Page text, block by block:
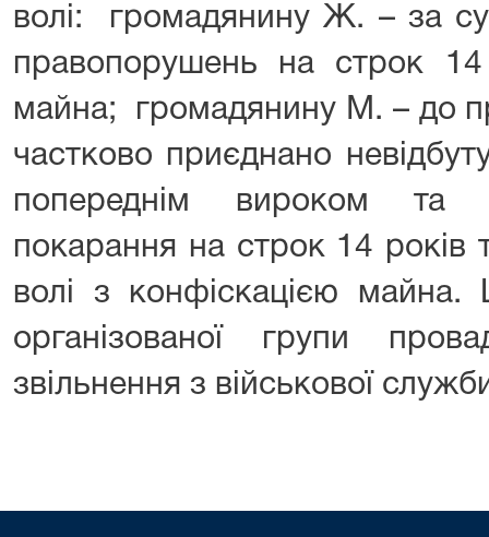
волі: громадянину Ж. – за
правопорушень на строк 14
майна; громадянину М. – до
частково приєднано
попереднім вироком та
покарання на строк 14 років
волі з конфіскацією
організованої групи
звільнення з військової